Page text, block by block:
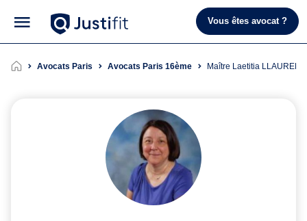
Vous êtes avocat ?
Avocats Paris Avocats Paris 16ème Maître Laetitia LLAURENS